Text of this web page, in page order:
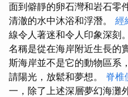
面到僻靜的卵石灣和岩石零
清澈的水中沐浴和浮潛。 經
線令人著迷和令人印象深刻。
名稱是從在海岸附近生長的
斯海岸並不是它的動物區系
請陽光，放鬆和夢想。 脊椎
一，除了上述深層夢幻海灘